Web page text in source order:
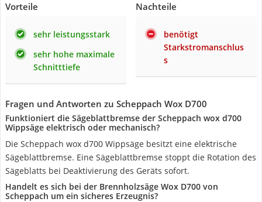
Vorteile
sehr leistungsstark
sehr hohe maximale
Schnitttiefe
Nachteile
benötigt
Starkstromanschlus
s
Fragen und Antworten zu Scheppach Wox D700
Funktioniert die Sägeblattbremse der Scheppach wox d700
Wippsäge elektrisch oder mechanisch?
Die Scheppach wox d700 Wippsäge besitzt eine elektrische
Sägeblattbremse. Eine Sägeblattbremse stoppt die Rotation des
Sägeblatts bei Deaktivierung des Geräts sofort.
Handelt es sich bei der Brennholzsäge Wox D700 von
Scheppach um ein sicheres Erzeugnis?